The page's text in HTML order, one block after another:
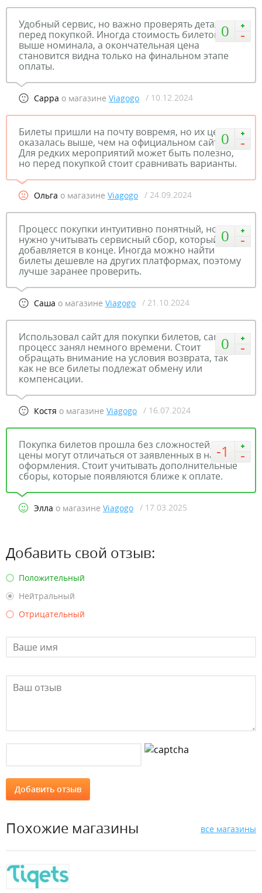
0
Удобный сервис, но важно проверять детали
перед покупкой. Иногда стоимость билетов
выше номинала, а окончательная цена
становится видна только на финальном этапе
оплаты.
Сарра о магазине Viagogo / 10.12.2024
0
Билеты пришли на почту вовремя, но их цена
оказалась выше, чем на официальном сайте.
Для редких мероприятий может быть полезно,
но перед покупкой стоит сравнивать варианты.
Ольга о магазине Viagogo / 24.09.2024
0
Процесс покупки интуитивно понятный, но
нужно учитывать сервисный сбор, который
добавляется в конце. Иногда можно найти
билеты дешевле на других платформах, поэтому
лучше заранее проверить.
Саша о магазине Viagogo / 21.10.2024
0
Использовал сайт для покупки билетов, сам
процесс занял немного времени. Стоит
обращать внимание на условия возврата, так
как не все билеты подлежат обмену или
компенсации.
Костя о магазине Viagogo / 16.07.2024
-1
Покупка билетов прошла без сложностей, но
цены могут отличаться от заявленных в начале
оформления. Стоит учитывать дополнительные
сборы, которые появляются ближе к оплате.
Элла о магазине Viagogo / 17.03.2025
Добавить свой отзыв:
Положительный
Нейтральный
Отрицательный
Похожие магазины все магазины